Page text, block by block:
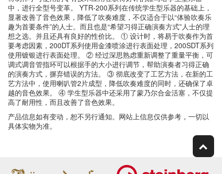
中，进行全型号变革。 YTR-200系列在传统学生型乐器的基础上，
显著改善了音色效果，降低了吹奏难度，不仅适合于以“体验吹奏乐
趣为首要条件”的人士。而且也是“希望习得正确演奏方式”人士的理
想之选。并且还具有良好的性价比。 ① 设计时，将易于吹奏作为首
要考虑因素，200DT系列使用金漆喷涂进行表面处理，200SDT系列
使用镀银进行表面处理。 ② 经过深思熟虑重新调整了重量平衡，可
调式调音管指环可以根据手的大小进行调节，帮助演奏者习得正确
的演奏方式，摒弃错误的方法。 ③ 彻底改变了工艺方法，在新的工
艺方法中，使用喇叭管2片成型，降低吹奏难度的同时，还确保了卓
越的音色效果。 ④ 学生型乐器中还采用了蒙乃尔合金活塞，不仅提
高了耐用性，而且改善了音色效果。
产品信息如有变动，恕不另行通知。网站上信息仅供参考，一切以
具体实物为准。